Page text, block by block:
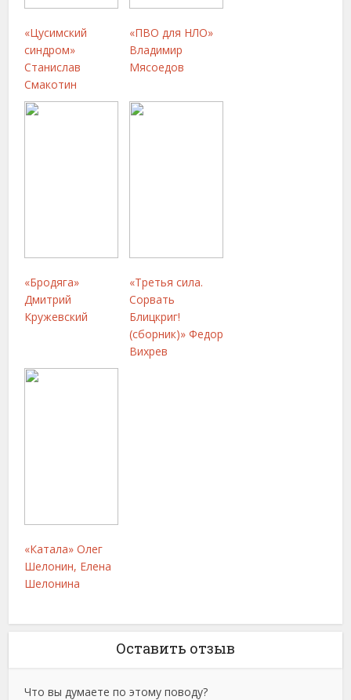
«Цусимский
синдром»
Станислав
Смакотин
«ПВО для НЛО»
Владимир
Мясоедов
«Бродяга»
Дмитрий
Кружевский
«Третья сила.
Сорвать
Блицкриг!
(сборник)» Федор
Вихрев
«Катала» Олег
Шелонин, Елена
Шелонина
Оставить отзыв
Что вы думаете по этому поводу?